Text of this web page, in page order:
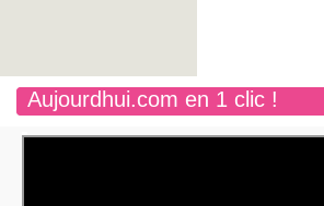
Aujourdhui.com en 1 clic !